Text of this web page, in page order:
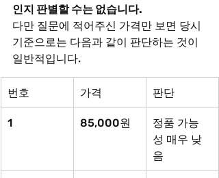
인지 판별할 수는 없습니다.
다만 질문에 적어주신 가격만 보면 당시
기준으로는 다음과 같이 판단하는 것이
일반적입니다.
번호 가격 판단
1 85,000원
정품 가능
성 매우 낮
음